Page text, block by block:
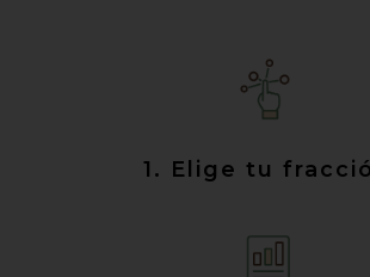
1. Elige tu